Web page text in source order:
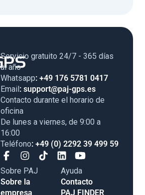
Servicio gratuito 24/7 - 365 días
al año
Whatsapp: +49 176 5781 0417
Email: support@paj-gps.es
Contacto durante el horario de
oficina
De lunes a viernes, de 9:00 a
16:00
Teléfono: +49 (0) 2292 39 499 59
Sobre PAJ
Sobre la
empresa
Ayuda
Contacto
PAJ FINDER